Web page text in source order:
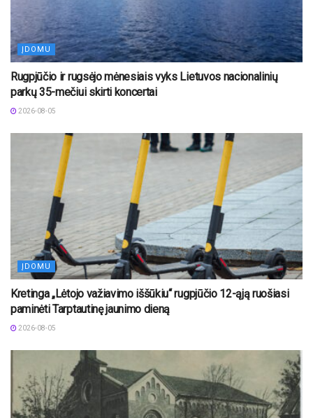
ĮDOMU
Rugpjūčio ir rugsėjo mėnesiais vyks Lietuvos nacionalinių
parkų 35-mečiui skirti koncertai
2026-08-05
ĮDOMU
Kretinga „Lėtojo važiavimo iššūkiu“ rugpjūčio 12-ąją ruošiasi
paminėti Tarptautinę jaunimo dieną
2026-08-05